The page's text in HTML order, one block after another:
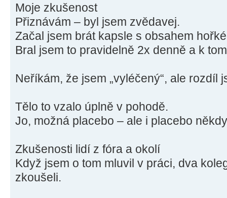
Moje zkušenost
Přiznávám – byl jsem zvědavej.
Začal jsem brát kapsle s obsahem
Bral jsem to pravidelně 2x denně a k
Neříkám, že jsem „vyléčený“, ale rozdíl
Tělo to vzalo úplně v pohodě.
Jo, možná placebo – ale i placebo
Zkušenosti lidí z fóra a okolí
Když jsem o tom mluvil v práci, dva
zkoušeli.